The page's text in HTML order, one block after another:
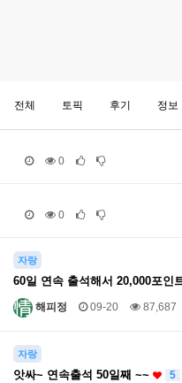
전체 토픽 후기 정보
0
0
자랑
60일 연속 출석해서 20,000포인
해피정 09-20 87,687
자랑
앗싸~ 연속출석 50일째 ~~ 5